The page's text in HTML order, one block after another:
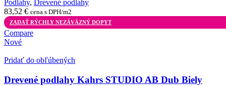
Podlahy, Drevené podlahy
83,52 € cena s DPH/m2
ZADAŤ RÝCHLY NEZÁVÄZNÝ DOPYT
Compare
Nové
Pridať do obľúbených
Drevené podlahy Kahrs STUDIO AB Dub Biely